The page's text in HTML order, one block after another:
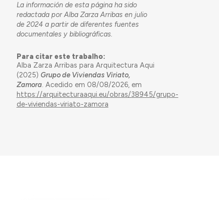
La información de esta página ha sido
redactada por Alba Zarza Arribas en julio
de 2024 a partir de diferentes fuentes
documentales y bibliográficas.
Para citar este trabalho:
Alba Zarza Arribas para Arquitectura Aqui
(2025) Grupo de Viviendas Viriato,
Zamora. Acedido em 08/08/2026, em
https://arquitecturaaqui.eu/obras/38945/grupo-
de-viviendas-viriato-zamora